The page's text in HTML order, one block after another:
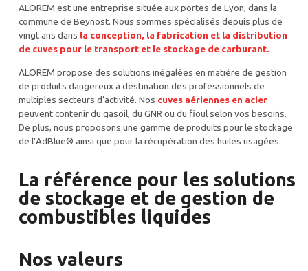
ALOREM est une entreprise située aux portes de Lyon, dans la
commune de Beynost. Nous sommes spécialisés depuis plus de
vingt ans dans la conception, la fabrication et la distribution
de cuves pour le transportet le stockagede carburant.
ALOREM propose des solutions inégalées en matière de gestion
de produits dangereux à destination des professionnels de
multiples secteurs d’activité. Nos cuves aériennes en acier
peuvent contenir du gasoil, du GNR ou du fioul selon vos besoins.
De plus, nous proposons une gamme de produits pour le stockage
de l’AdBlue® ainsi que pour la récupération des huiles usagées.
La référence pour les solutions
de stockage et de gestion de
combustibles liquides
Nos valeurs